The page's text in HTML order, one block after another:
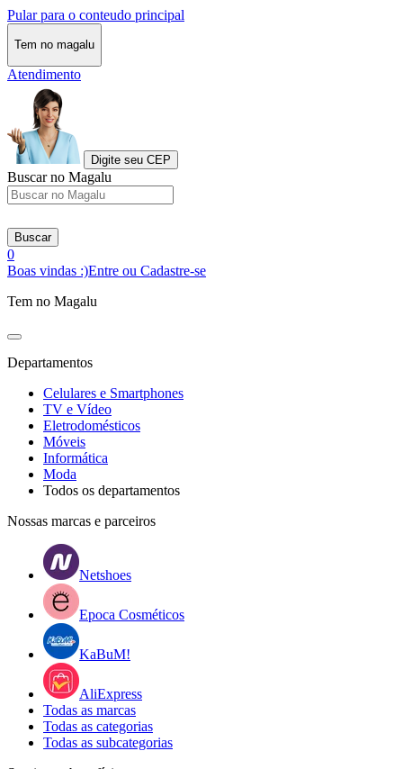
Pular para o conteudo principal
Tem no magalu
Atendimento
Digite seu CEP
Buscar no Magalu
Buscar
0
Boas vindas :)Entre ou Cadastre-se
Tem no Magalu
Departamentos
Celulares e Smartphones
TV e Vídeo
Eletrodomésticos
Móveis
Informática
Moda
Todos os departamentos
Nossas marcas e parceiros
Netshoes
Epoca Cosméticos
KaBuM!
AliExpress
Todas as marcas
Todas as categorias
Todas as subcategorias